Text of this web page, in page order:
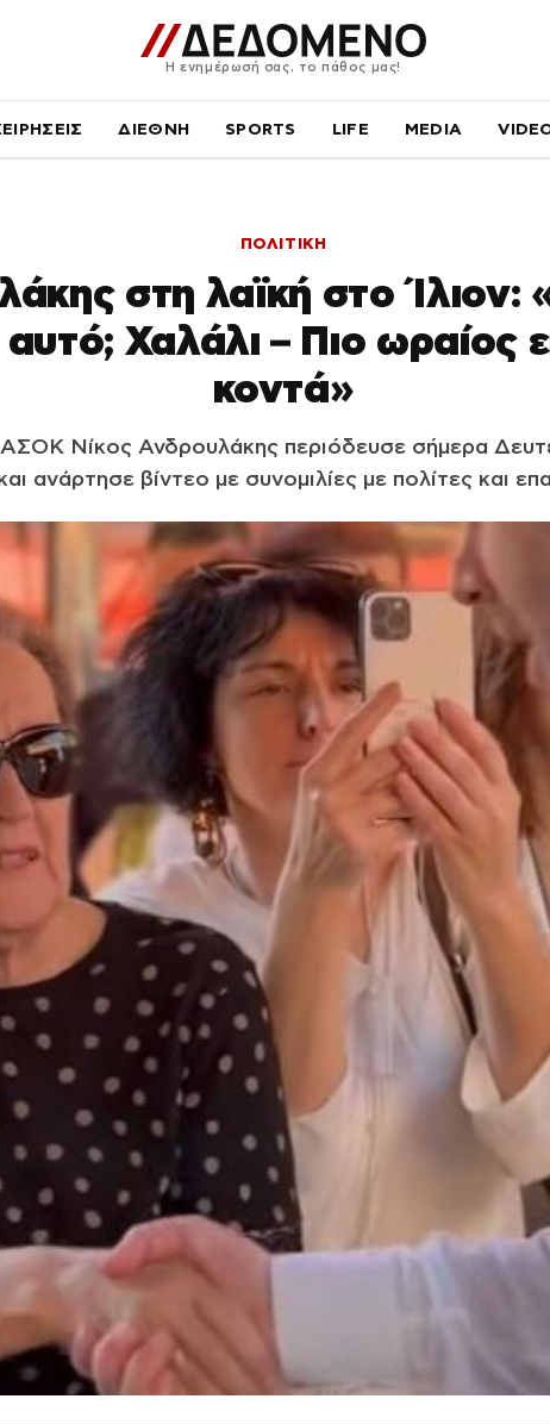
Η ενημέρωσή σας, το πάθος μας!
ΔΙΕΘΝΗ SPORTS LIFE MEDIA
ΠΟΛΙΤΙΚΗ
στη λαϊκή στο Ίλιον:
αυτό; Χαλάλι – Πιο ωραίος
κοντά»
Νίκος Ανδρουλάκης περιόδευσε σήμερα
ανάρτησε βίντεο με συνομιλίες με πολίτες και